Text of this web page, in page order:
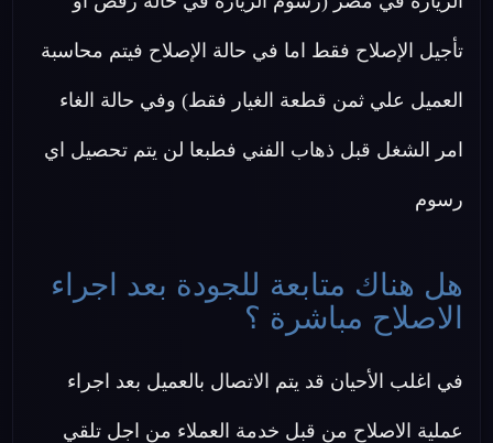
تأجيل الإصلاح فقط اما في حالة الإصلاح فيتم محاسبة
العميل علي ثمن قطعة الغيار فقط) وفي حالة الغاء
امر الشغل قبل ذهاب الفني فطبعا لن يتم تحصيل اي
رسوم
هل هناك متابعة للجودة بعد اجراء
الاصلاح مباشرة ؟
في اغلب الأحيان قد يتم الاتصال بالعميل بعد اجراء
عملية الاصلاح من قبل خدمة العملاء من اجل تلقي